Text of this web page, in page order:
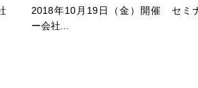
2018年10月19日（金）開催 セミ
ー会社...